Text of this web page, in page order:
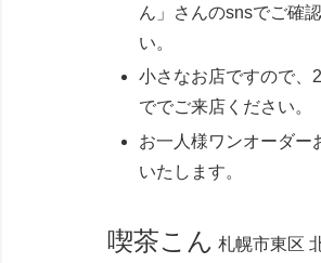
ん」さんのsnsでご確
い。
小さなお店ですので、
ででご来店ください。
お一人様ワンオーダー
いたします。
喫茶こん 札幌市東区